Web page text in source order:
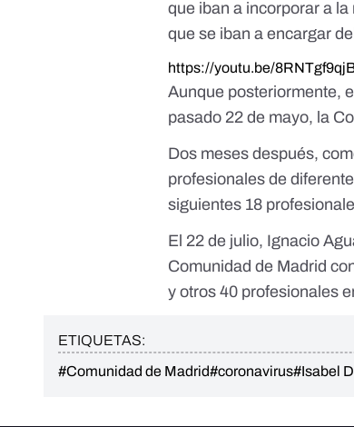
que iban a incorporar a
que se iban a encargar
https://youtu.be/
Aunque posteriormente,
pasado 22 de mayo, la
Dos meses después,
profesionales de
siguientes 18
El 22 de julio, Ignacio
Comunidad de Madrid
y otros 40 profesionales
ETIQUETAS:
#Comunidad de Madrid#coronavirus#Isabel